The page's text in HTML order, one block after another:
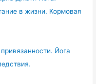
в жизни. Кормовая
Йога